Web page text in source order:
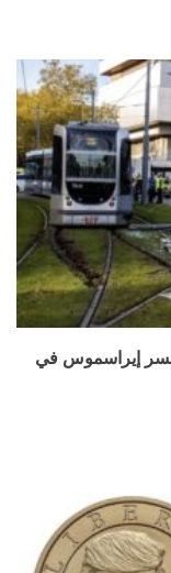
جسر إيراسموس في